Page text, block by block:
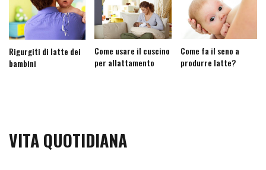
Rigurgiti di latte dei
bambini
Come usare il cuscino
per allattamento
Come fa il seno a
produrre latte?
VITA QUOTIDIANA